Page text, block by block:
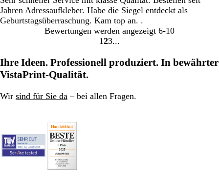
Jahren Adressaufkleber. Habe die Siegel entdeckt als
Geburtstagsüberraschung. Kam top an. .
Bewertungen werden angezeigt 6-10
Gehe
Seite
1 Gehe
Seite
2Gehe
Seite
3
Ihre Ideen. Professionell produziert. In bewährter
VistaPrint-Qualität.
Wir sind für Sie da – bei allen Fragen.